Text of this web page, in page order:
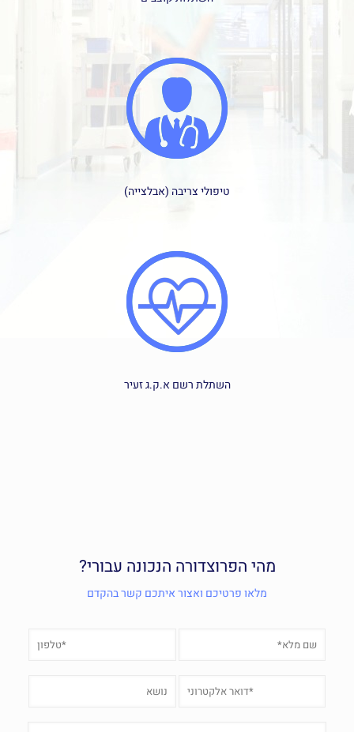
טיפולי צריבה (אבלצייה)
השתלת רשם א.ק.ג זעיר
מהי הפרוצדורה הנכונה עבורי?
מלאו פרטיכם ואצור איתכם קשר בהקדם